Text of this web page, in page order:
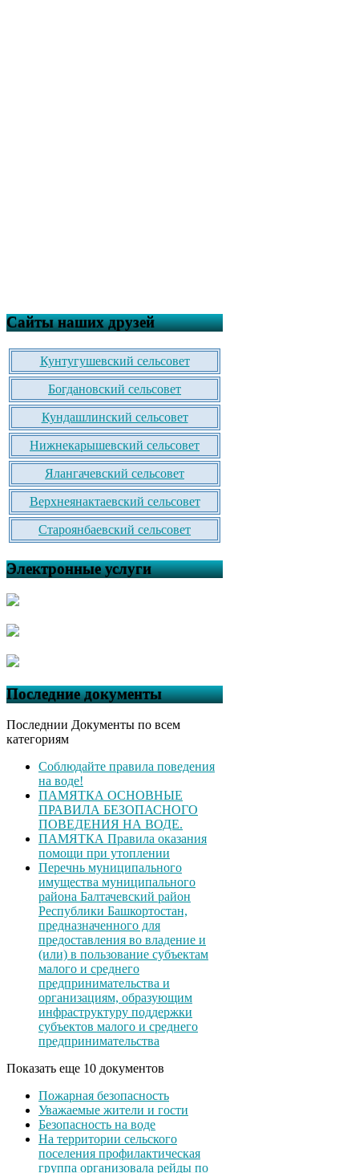
Сайты наших друзей
Кунтугушевский сельсовет
Богдановский сельсовет
Кундашлинский сельсовет
Нижнекарышевский сельсовет
Ялангачевский сельсовет
Верхнеянактаевский сельсовет
Староянбаевский сельсовет
Электронные услуги
Последние документы
Последнии Документы по всем
категориям
Соблюдайте правила поведения
на воде!
ПАМЯТКА ОСНОВНЫЕ
ПРАВИЛА БЕЗОПАСНОГО
ПОВЕДЕНИЯ НА ВОДЕ.
ПАМЯТКА Правила оказания
помощи при утоплении
Перечнь муниципального
имущества муниципального
района Балтачевский район
Республики Башкортостан,
предназначенного для
предоставления во владение и
(или) в пользование субъектам
малого и среднего
предпринимательства и
организациям, образующим
инфраструктуру поддержки
субъектов малого и среднего
предпринимательства
Показать еще 10 документов
Пожарная безопасность
Уважаемые жители и гости
Безопасность на воде
На территории сельского
поселения профилактическая
группа организовала рейды по